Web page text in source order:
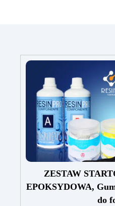
ZESTAW
EPOKSYDOWA,
do